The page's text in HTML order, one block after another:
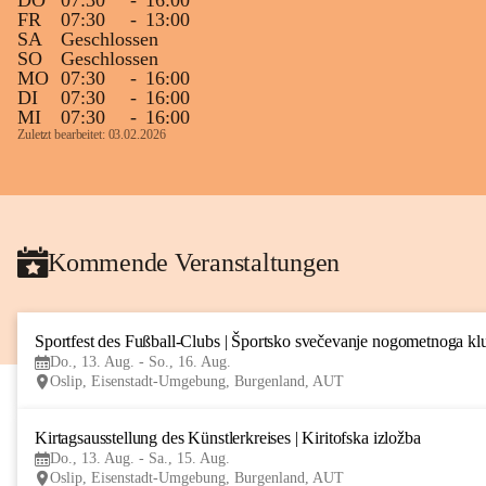
FR
07:30 - 13:00
SA
Geschlossen
SO
Geschlossen
MO 07:30 - 16:00
DI
07:30 - 16:00
MI
07:30 - 16:00
Zuletzt bearbeitet: 03.02.2026
Kommende Veranstaltungen
Sportfest des Fußball-Clubs | Športsko svečevanje nogometnoga
Do., 13. Aug. - So., 16. Aug.
Oslip, Eisenstadt-Umgebung, Burgenland, AUT
Kirtagsausstellung des Künstlerkreises | Kiritofska izložba
Do., 13. Aug. - Sa., 15. Aug.
Oslip, Eisenstadt-Umgebung, Burgenland, AUT